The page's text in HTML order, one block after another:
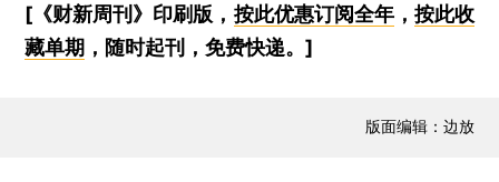
[《财新周刊》印刷版， 按此优惠订阅全年， 按此收
藏单期 ，随时起刊，免费快递。]
版面编辑：边放